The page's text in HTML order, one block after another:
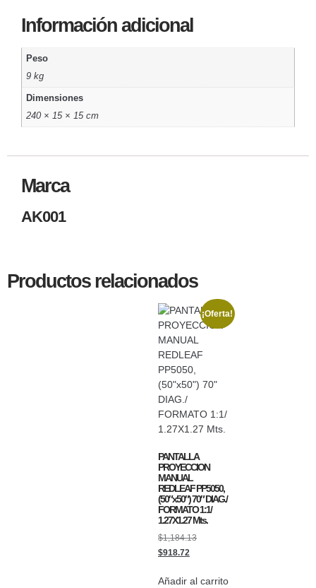
Información adicional
Peso
9 kg
Dimensiones
240 × 15 × 15 cm
Marca
AK001
Productos relacionados
¡Oferta!
PANTALLA
PROYECCION
MANUAL
REDLEAF PP5050,
(50″x50″) 70″ DIAG./
FORMATO 1:1/
1.27X1.27 Mts.
$1,184.13
$918.72
Añadir al carrito